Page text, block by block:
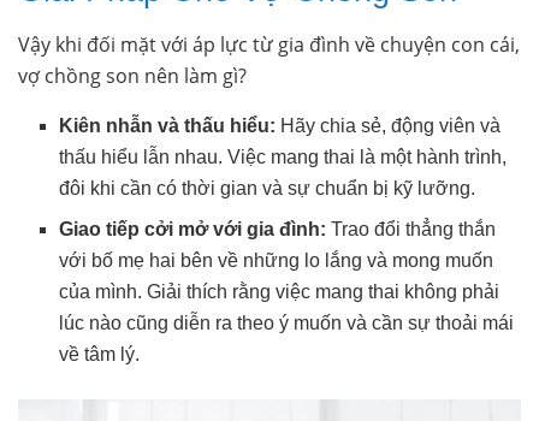
Vậy khi đối mặt với áp lực từ gia đình về chuyện con cái,
vợ chồng son nên làm gì?
Kiên nhẫn và thấu hiểu: Hãy chia sẻ, động viên và
thấu hiểu lẫn nhau. Việc mang thai là một hành trình,
đôi khi cần có thời gian và sự chuẩn bị kỹ lưỡng.
Giao tiếp cởi mở với gia đình: Trao đổi thẳng thắn
với bố mẹ hai bên về những lo lắng và mong muốn
của mình. Giải thích rằng việc mang thai không phải
lúc nào cũng diễn ra theo ý muốn và cần sự thoải mái
về tâm lý.